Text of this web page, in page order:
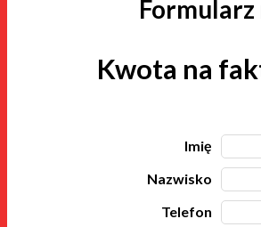
Kwota na
Imię
Nazwisko
Telefon